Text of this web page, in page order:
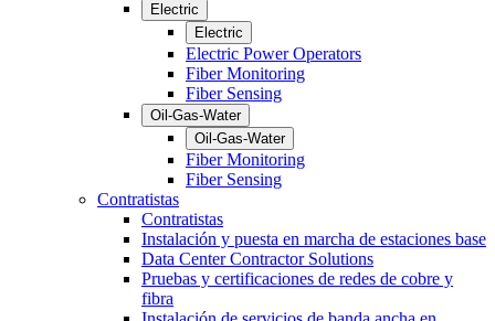
Electric
Electric
Electric Power Operators
Fiber Monitoring
Fiber Sensing
Oil-Gas-Water
Oil-Gas-Water
Fiber Monitoring
Fiber Sensing
Contratistas
Contratistas
Instalación y puesta en marcha de estaciones base
Data Center Contractor Solutions
Pruebas y certificaciones de redes de cobre y
fibra